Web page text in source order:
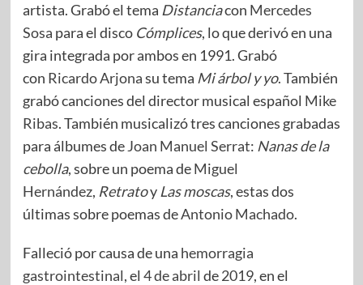
artista. Grabó el tema Distanciacon Mercedes
Sosa para el disco Cómplices, lo que derivó en una
gira integrada por ambos en 1991. Grabó
con Ricardo Arjonasu tema Mi árbol y yo. También
grabó canciones del director musical español Mike
Ribas. También musicalizó tres canciones grabadas
para álbumes deJoan Manuel Serrat: Nanas de la
cebolla, sobre un poema deMiguel
Hernández, Retratoy Las moscas, estas dos
últimas sobre poemas deAntonio Machado.
Falleció por causa de una hemorragia
gastrointestinal, el 4 de abril de2019, en el